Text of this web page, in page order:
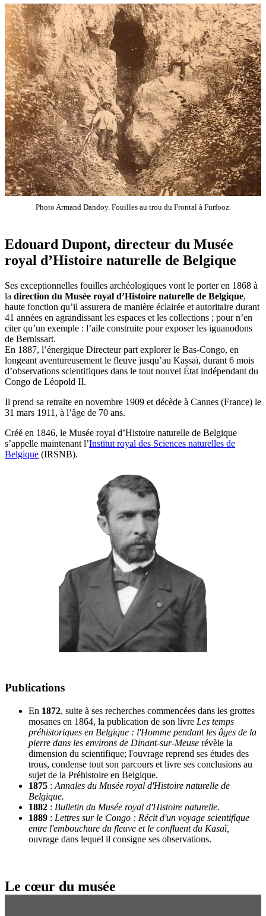
Photo Armand Dandoy. Fouilles au trou du Frontal à Furfooz.
Edouard Dupont, directeur du Musée
royal d’Histoire naturelle de Belgique
Ses exceptionnelles fouilles archéologiques vont le porter en 1868 à
la direction du Musée royal d’Histoire naturelle de Belgique,
haute fonction qu’il assurera de manière éclairée et autoritaire durant
41 années en agrandissant les espaces et les collections ; pour n’en
citer qu’un exemple : l’aile construite pour exposer les iguanodons
de Bernissart.
En 1887, l’énergique Directeur part explorer le Bas-Congo, en
longeant aventureusement le fleuve jusqu’au Kassaï, durant 6 mois
d’observations scientifiques dans le tout nouvel État indépendant du
Congo de Léopold II.
Il prend sa retraite en novembre 1909 et décède à Cannes (France) le
31 mars 1911, à l’âge de 70 ans.
Créé en 1846, le Musée royal d’Histoire naturelle de Belgique
s’appelle maintenant l’Institut royal des Sciences naturelles de
Belgique (IRSNB).
Publications
En 1872, suite à ses recherches commencées dans les grottes
mosanes en 1864, la publication de son livre Les temps
préhistoriques en Belgique : l'Homme pendant les âges de la
pierre dans les environs de Dinant-sur-Meuse révèle la
dimension du scientifique; l'ouvrage reprend ses études des
trous, condense tout son parcours et livre ses conclusions au
sujet de la Préhistoire en Belgique.
1875 : Annales du Musée royal d'Histoire naturelle de
Belgique.
1882 : Bulletin du Musée royal d'Histoire naturelle.
1889 : Lettres sur le Congo : Récit d'un voyage scientifique
entre l'embouchure du fleuve et le confluent du Kasaï,
ouvrage dans lequel il consigne ses observations.
Le cœur du musée